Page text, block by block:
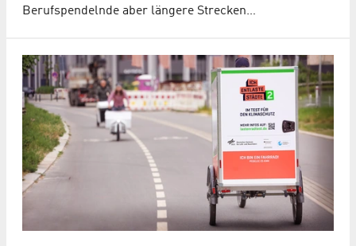
Berufspendelnde aber längere Strecken…